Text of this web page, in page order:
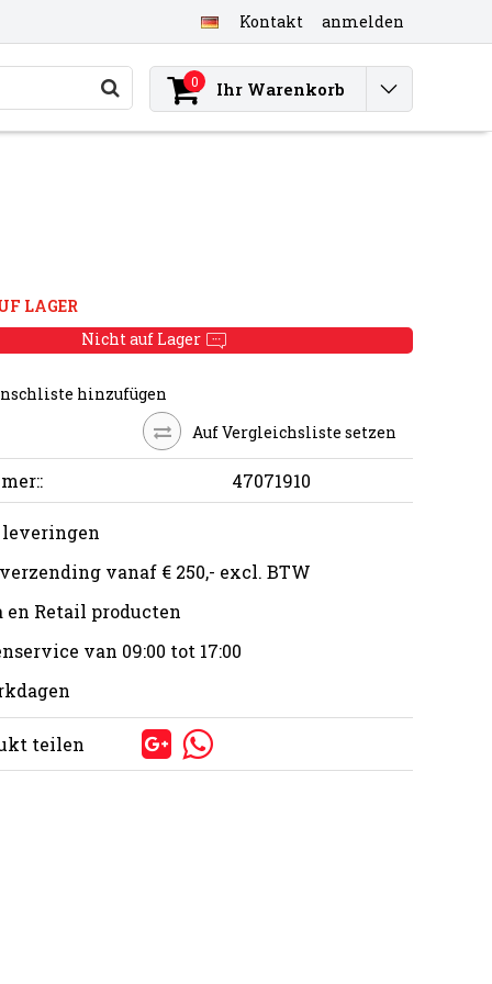
Kontakt anmelden
0 Ihr Warenkorb
LAGER
Nicht auf Lager
hinzufügen
Auf Vergleichsliste setzen
47071910
vanaf € 250,- excl. BTW
en Retail producten
van 09:00 tot 17:00
teilen